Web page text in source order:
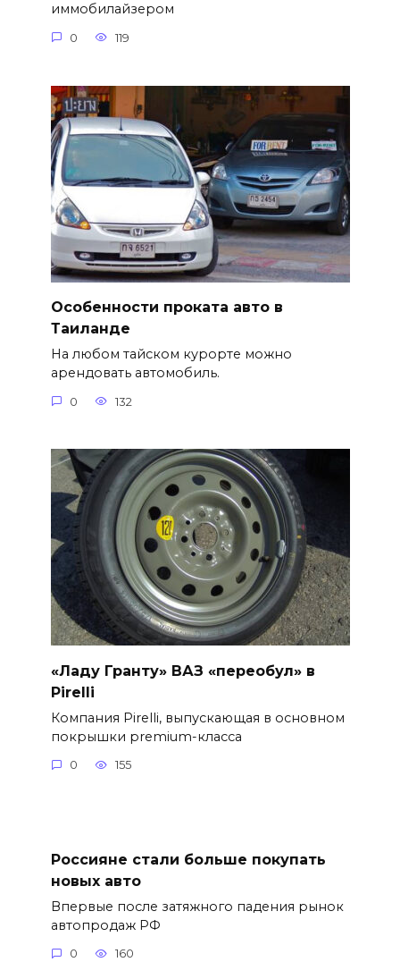
иммобилайзером
0 119
Особенности проката авто в
Таиланде
На любом тайском курорте можно
арендовать автомобиль.
0 132
«Ладу Гранту» ВАЗ «переобул» в
Pirelli
Компания Pirelli, выпускающая в основном
покрышки premium-класса
0 155
Россияне стали больше покупать
новых авто
Впервые после затяжного падения рынок
автопродаж РФ
0 160